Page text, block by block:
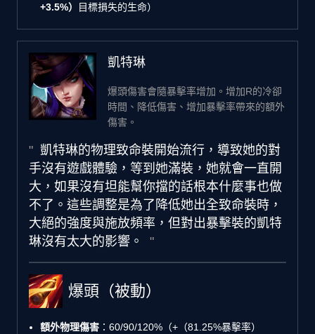
+3.5%） 目標損失的生命）
凱特琳
爆頭傷害會隨暴擊率增加。增加R的冷卻
時間、降低傷害、增加暴擊率帶來的額外
傷害。
凱特琳的物理致命裝開始流行，導致她的對
手沒有遊戲體驗，等到她滿裝，她就會一直開
大，如果沒有坦能幫你擋的話根本什麼事也做
不了。這些調整是為了降低她出全致命裝時，
大絕的強度與施放頻率，但對出暴擊裝的凱特
琳沒有太大的影響。
爆頭（被動）
額外物理傷害 ：60/90/120%（+（81.25%暴擊率）